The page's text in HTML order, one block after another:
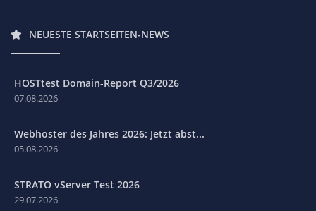
NEUESTE STARTSEITEN-NEWS
HOSTtest Domain-Report Q3/2026
07.08.2026
Webhoster des Jahres 2026: Jetzt abst...
05.08.2026
STRATO vServer Test 2026
29.07.2026